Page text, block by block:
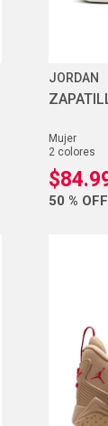
JORDAN
mujer
2 colores
$84.
50 % OFF